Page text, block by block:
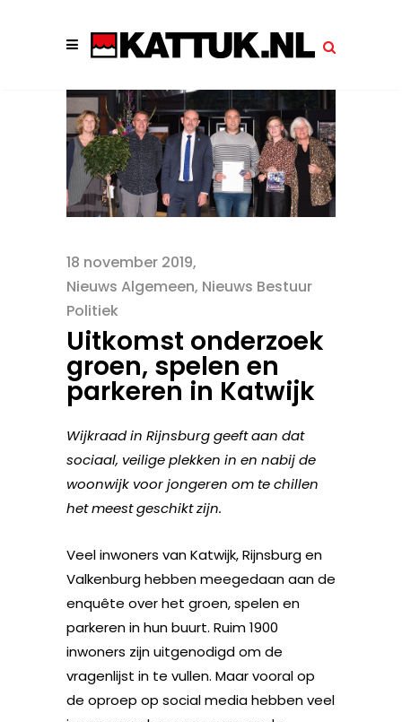
18 november 2019
Nieuws Algemeen, Nieuws Bestuur
Politiek
Uitkomst onderzoek
groen, spelen en
parkeren in Katwijk
Wijkraad in Rijnsburg geeft aan dat
sociaal, veilige plekken in en nabij de
woonwijk voor jongeren om te chillen
het meest geschikt zijn.
Veel inwoners van Katwijk, Rijnsburg en
Valkenburg hebben meegedaan aan de
enquête over het groen, spelen en
parkeren in hun buurt. Ruim 1900
inwoners zijn uitgenodigd om de
vragenlijst in te vullen. Maar vooral op
de oproep op social media hebben veel